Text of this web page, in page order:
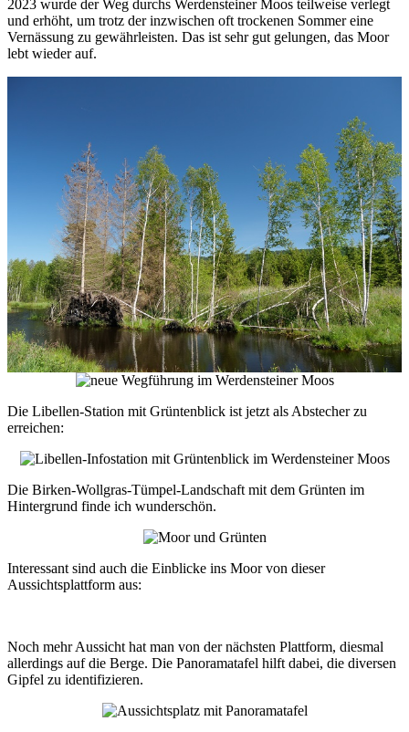
2023 wurde der Weg durchs Werdensteiner Moos teilweise verlegt
und erhöht, um trotz der inzwischen oft trockenen Sommer eine
Vernässung zu gewährleisten. Das ist sehr gut gelungen, das Moor
lebt wieder auf.
Die Libellen-Station mit Grüntenblick ist jetzt als Abstecher zu
erreichen:
Die Birken-Wollgras-Tümpel-Landschaft mit dem Grünten im
Hintergrund finde ich wunderschön.
Interessant sind auch die Einblicke ins Moor von dieser
Aussichtsplattform aus:
Noch mehr Aussicht hat man von der nächsten Plattform, diesmal
allerdings auf die Berge. Die Panoramatafel hilft dabei, die diversen
Gipfel zu identifizieren.